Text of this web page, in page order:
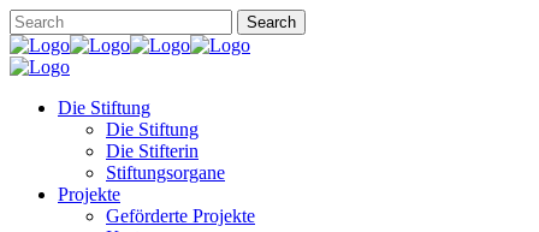
Die Stiftung
Die Stiftung
Die Stifterin
Stiftungsorgane
Projekte
Geförderte Projekte